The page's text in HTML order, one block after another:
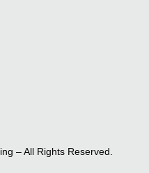
– All Rights Reserved.